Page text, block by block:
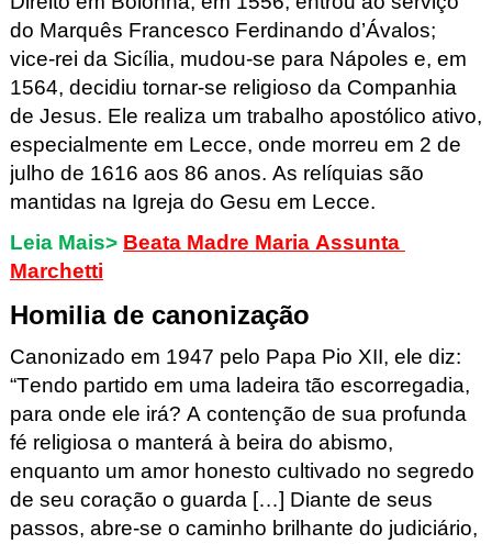
do Marquês Francesco Ferdinando d’Ávalos;
vice-rei da Sicília, mudou-se para Nápoles e, em
1564, decidiu tornar-se religioso da Companhia
de Jesus. Ele realiza um trabalho apostólico ativo,
especialmente em Lecce, onde morreu em 2 de
julho de 1616 aos 86 anos. As relíquias são
mantidas na Igreja do Gesu em Lecce.
Leia Mais> Beata Madre Maria Assunta
Marchetti
Homilia de canonização
Canonizado em 1947 pelo Papa Pio XII, ele diz:
“Tendo partido em uma ladeira tão escorregadia,
para onde ele irá? A contenção de sua profunda
fé religiosa o manterá à beira do abismo,
enquanto um amor honesto cultivado no segredo
de seu coração o guarda […] Diante de seus
passos, abre-se o caminho brilhante do judiciário,